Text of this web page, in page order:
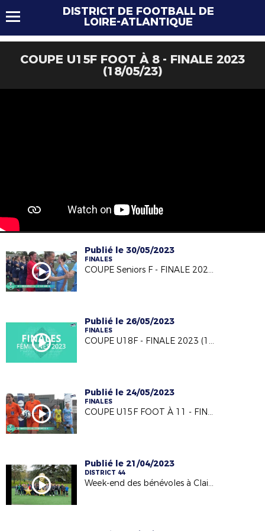
DISTRICT DE FOOTBALL DE
LOIRE-ATLANTIQUE
COUPE U15F FOOT À 8 - FINALE 2023
(18/05/23)
Publié le 30/05/2023
FINALES
COUPE Seniors F - FINALE 2023 (18/05/23)
Publié le 26/05/2023
FINALES
COUPE U18F - FINALE 2023 (18/05/23)
Publié le 24/05/2023
FINALES
COUPE U15F FOOT À 11 - FINALE 2023 (18/05/23)
Publié le 21/04/2023
DISTRICT 44
Week-end des bénévoles à Clairefontaine 2022/2023